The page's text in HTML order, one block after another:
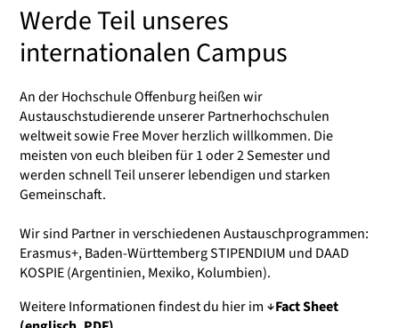
Werde Teil unseres
internationalen Campus
An der Hochschule Offenburg heißen wir
Austauschstudierende unserer Partnerhochschulen
weltweit sowie Free Mover herzlich willkommen. Die
meisten von euch bleiben für 1 oder 2 Semester und
werden schnell Teil unserer lebendigen und starken
Gemeinschaft.
Wir sind Partner in verschiedenen Austauschprogrammen:
Erasmus+, Baden-Württemberg STIPENDIUM und DAAD
KOSPIE (Argentinien, Mexiko, Kolumbien).
Weitere Informationen findest du hier im
Fact Sheet